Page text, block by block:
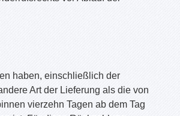
haben, einschließlich der
Art der Lieferung als die von
vierzehn Tagen ab dem Tag